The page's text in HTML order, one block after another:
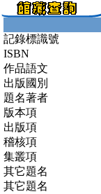
記錄標識號
ISBN
作品語文
出版國別
題名著者
版本項
出版項
稽核項
集叢項
其它題名
其它題名